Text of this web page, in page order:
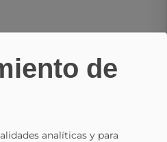
de
analíticas y para